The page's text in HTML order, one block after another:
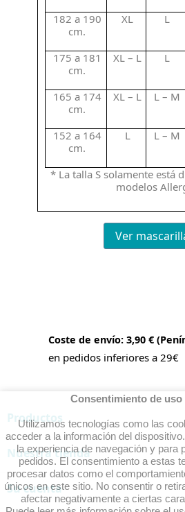
182 a 190
cm.
XL L
175 a 181
cm.
XL – L L
165 a 174
cm.
XL – L L – M
152 a 164
cm.
L L – M
* La talla S solamente está
modelos
Ver
Coste de envío: 3,90 €
en pedidos inferiores a 29€
Productos
Nuestra tienda
Su cuenta
Consentimiento de uso
Utilizamos tecnologías como las
acceder a la información del
la experiencia de navegación y para
pedidos. El consentimiento a estas
procesar datos como el
únicos en este sitio. No consentir o
afectar negativamente a ciertas